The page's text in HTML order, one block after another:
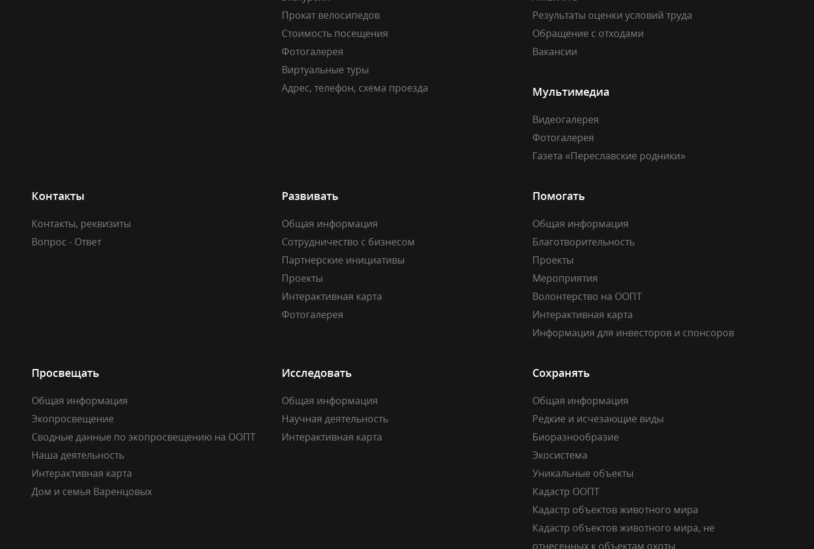
Прокат велосипедов
Стоимость посещения
Фотогалерея
Виртуальные туры
Адрес, телефон, схема проезда
Результаты оценки условий труда
Обращение с отходами
Вакансии
Мультимедиа
Видеогалерея
Фотогалерея
Газета «Переславские родники»
Контакты
Контакты, реквизиты
Вопрос - Ответ
Развивать
Общая информация
Сотрудничество с бизнесом
Партнерские инициативы
Проекты
Интерактивная карта
Фотогалерея
Помогать
Общая информация
Благотворительность
Проекты
Мероприятия
Волонтерство на ООПТ
Интерактивная карта
Информация для инвесторов и спонсоров
Просвещать
Общая информация
Экопросвещение
Сводные данные по экопросвещению на ООПТ
Наша деятельность
Интерактивная карта
Дом и семья Варенцовых
Исследовать
Общая информация
Научная деятельность
Интерактивная карта
Сохранять
Общая информация
Редкие и исчезающие виды
Биоразнообразие
Экосистема
Уникальные объекты
Кадастр ООПТ
Кадастр объектов животного мира
Кадастр объектов животного мира, не
отнесенных к объектам охоты